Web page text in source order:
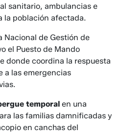
sanitario, ambulancias e
la población afectada.
Nacional de Gestión de
el Puesto de Mando
donde coordina la respuesta
las emergencias
temporal en una
las familias damnificadas y
en canchas del